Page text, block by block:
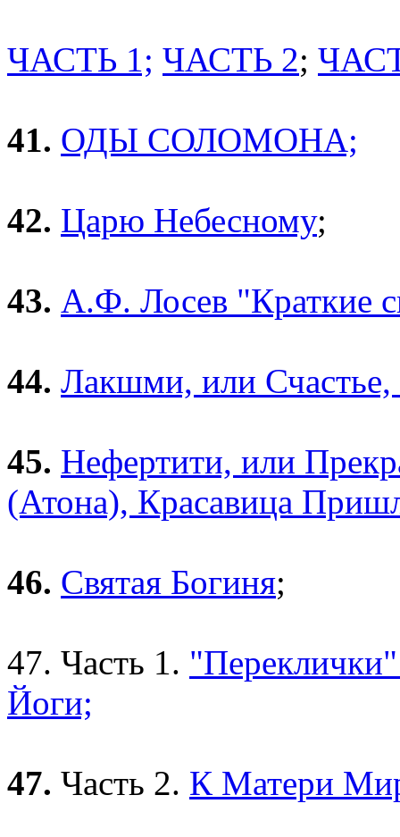
ЧАСТЬ 1; ЧАСТЬ 2;
41. ОДЫ СОЛОМОНА;
42. Царю Небесному;
43. А.Ф. Лосев "Краткие
44. Лакшми, или Счастье,
45. Нефертити, или
(Атона), Красавица
46. Святая Богиня;
47. Часть 1.
Йоги;
47. Часть 2. К Матери